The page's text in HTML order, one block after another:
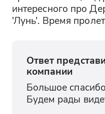
интересного про
'Лунь'. Время
Ответ
компании
Большое
Будем рады